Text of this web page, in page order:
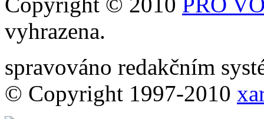
vyhrazena.
spravováno redakčním
© Copyright 1997-2010